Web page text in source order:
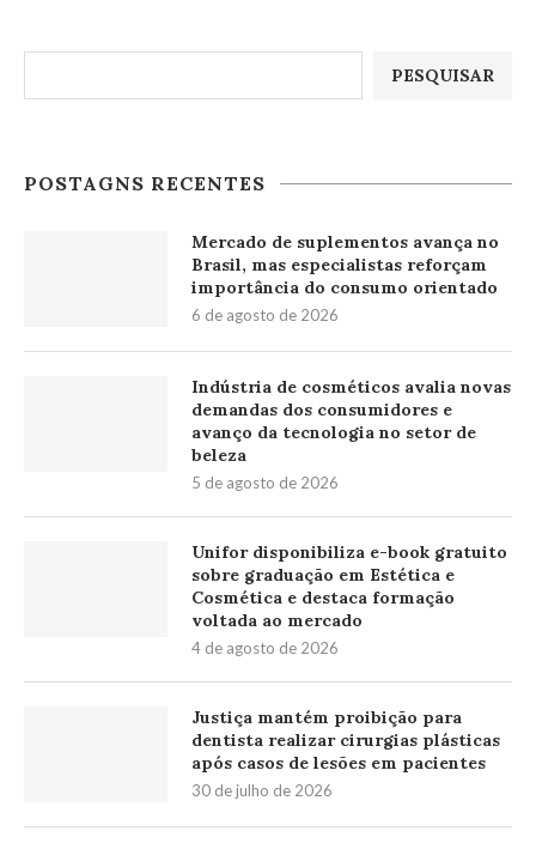
PESQUISAR
POSTAGNS RECENTES
Mercado de suplementos avança no
Brasil, mas especialistas reforçam
importância do consumo orientado
6 de agosto de 2026
Indústria de cosméticos avalia novas
demandas dos consumidores e
avanço da tecnologia no setor de
beleza
5 de agosto de 2026
Unifor disponibiliza e-book gratuito
sobre graduação em Estética e
Cosmética e destaca formação
voltada ao mercado
4 de agosto de 2026
Justiça mantém proibição para
dentista realizar cirurgias plásticas
após casos de lesões em pacientes
30 de julho de 2026